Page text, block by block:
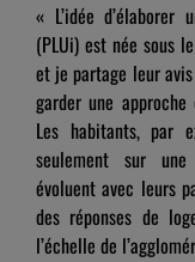
« L’idée d’élaborer
(PLUi) est née sous
et je partage leur
garder une approche
Les habitants, par
seulement sur une
évoluent avec leurs
des réponses de
l’échelle de